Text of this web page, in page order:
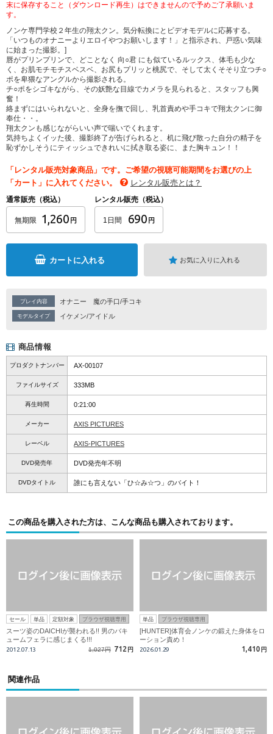
末に保存すること（ダウンロード再生）はできませんので予めご了承願いま
す。
ノンケ専門学校２年生の翔太クン。気分転換にとビデオモデルに応募する。
「いつものオナニーよりエロイやつお願いします！」と指示され、戸惑い気味
に始まった撮影。]
唇がプリンプリンで、どことなく 向○君 にも似ているルックス、体毛も少な
く、お肌モチモチスベスベ、お尻もプリッと桃尻で、そして太くそそり立つチ○
ポを卑猥なアングルから撮影される。
チ○ポをシゴキながら、その妖艶な目線でカメラを見られると、スタッフも興
奮！
絡まずにはいられないと、全身を撫で回し、乳首責めや手コキで翔太クンに御
奉仕・・。
翔太クンも感じながらいい声で喘いでくれます。
気持ちよくイッた後、撮影終了が告げられると、机に飛び散った自分の精子を
恥ずかしそうにティッシュできれいに拭き取る姿に、また胸キュン！！
「レンタル販売対象商品」です。ご希望の視聴可能期間をお選びの上
「カート」に入れてください。
レンタル販売とは？
通常販売（税込）
無期限 1,260 円
レンタル販売（税込）
1日間 690 円
カートに入れる お気に入りに入れる
プレイ内容 オナニー 魔の手口/手コキ
モデルタイプ イケメン/アイドル
商品情報
プロダクトナンバー AX-00107
ファイルサイズ 333MB
再生時間 0:21:00
メーカー AXIS PICTURES
レーベル AXIS-PICTURES
DVD発売年 DVD発売年不明
DVDタイトル 誰にも言えない「ひ☆み☆つ」のバイト！
この商品を購入された方は、こんな商品も購入されております。
セール 単品 定額対象 ブラウザ視聴専用
スーツ姿のDAICHIが襲われる!! 男のバキ
ュームフェラに感じまくる!!!
2012.07.13 1,027円 712 円
単品 ブラウザ視聴専用
[HUNTER]体育会ノンケの鍛えた身体をロ
ーション責め！
2026.01.29 1,410 円
関連作品